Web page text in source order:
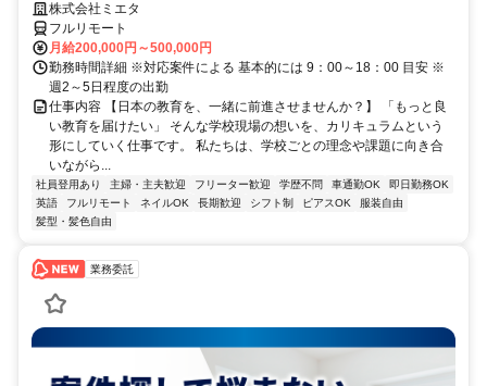
株式会社ミエタ
フルリモート
月給200,000円～500,000円
勤務時間詳細 ※対応案件による 基本的には 9：00～18：00 目安 ※
週2～5日程度の出勤
仕事内容 【日本の教育を、一緒に前進させませんか？】 「もっと良
い教育を届けたい」 そんな学校現場の想いを、カリキュラムという
形にしていく仕事です。 私たちは、学校ごとの理念や課題に向き合
いながら...
社員登用あり 主婦・主夫歓迎 フリーター歓迎 学歴不問 車通勤OK
即日勤務OK
英語
フルリモート ネイルOK 長期歓迎 シフト制 ピアスOK
服装自由
髪型・髪色自由
業務委託